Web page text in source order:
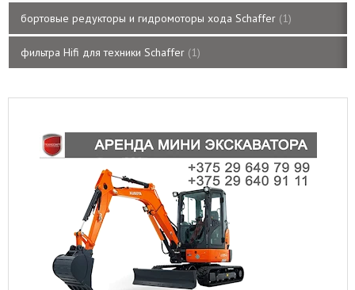
бортовые редукторы и гидромоторы хода Schaffer 1
фильтра Hifi для техники Schaffer 1